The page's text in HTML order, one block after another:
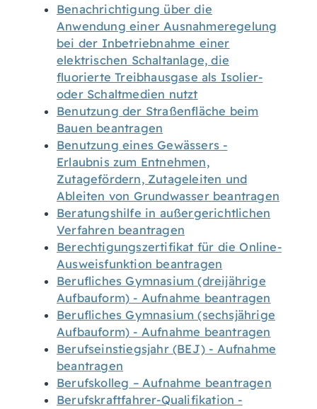
Benachrichtigung über die
Anwendung einer Ausnahmeregelung
bei der Inbetriebnahme einer
elektrischen Schaltanlage, die
fluorierte Treibhausgase als Isolier-
oder Schaltmedien nutzt
Benutzung der Straßenfläche beim
Bauen beantragen
Benutzung eines Gewässers -
Erlaubnis zum Entnehmen,
Zutagefördern, Zutageleiten und
Ableiten von Grundwasser beantragen
Beratungshilfe in außergerichtlichen
Verfahren beantragen
Berechtigungszertifikat für die Online-
Ausweisfunktion beantragen
Berufliches Gymnasium (dreijährige
Aufbauform) - Aufnahme beantragen
Berufliches Gymnasium (sechsjährige
Aufbauform) - Aufnahme beantragen
Berufseinstiegsjahr (BEJ) - Aufnahme
beantragen
Berufskolleg – Aufnahme beantragen
Berufskraftfahrer-Qualifikation -